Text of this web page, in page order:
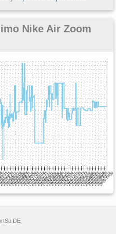
Nike Air Zoom
DE